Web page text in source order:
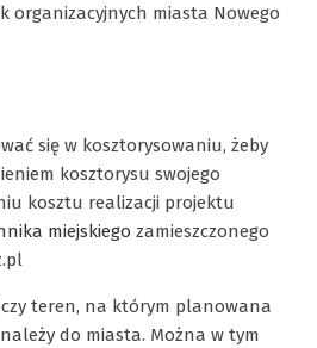
organizacyjnych miasta Nowego
się w kosztorysowaniu, żeby
kosztorysu swojego
kosztu realizacji projektu
miejskiego zamieszczonego
teren, na którym planowana
do miasta. Można w tym